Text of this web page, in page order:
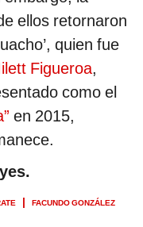
ellos retornaron
quien fue
Figueroa,
como el
en 2015,
FACUNDO GONZÁLEZ